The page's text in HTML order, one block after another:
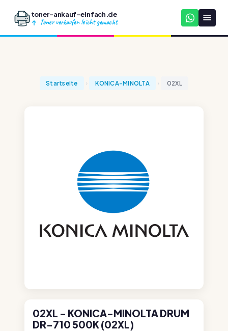
toner-ankauf-einfach.de
Toner verkaufen leicht gemacht
Startseite KONICA-MINOLTA 02XL
02XL - KONICA-MINOLTA DRUM
DR-710 500K (02XL)